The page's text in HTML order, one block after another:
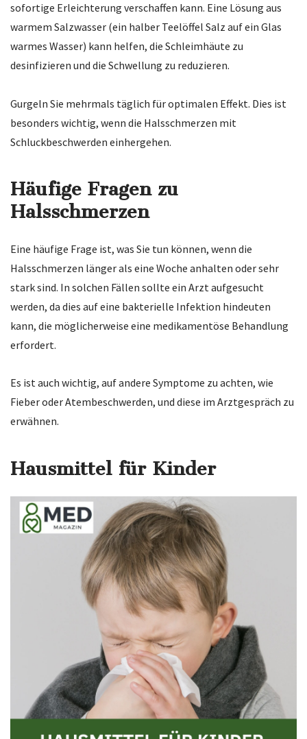
sofortige Erleichterung verschaffen kann. Eine Lösung aus
warmem Salzwasser (ein halber Teelöffel Salz auf ein Glas
warmes Wasser) kann helfen, die Schleimhäute zu
desinfizieren und die Schwellung zu reduzieren.
Gurgeln Sie mehrmals täglich für optimalen Effekt. Dies ist
besonders wichtig, wenn die Halsschmerzen mit
Schluckbeschwerden einhergehen.
Häufige Fragen zu
Halsschmerzen
Eine häufige Frage ist, was Sie tun können, wenn die
Halsschmerzen länger als eine Woche anhalten oder sehr
stark sind. In solchen Fällen sollte ein Arzt aufgesucht
werden, da dies auf eine bakterielle Infektion hindeuten
kann, die möglicherweise eine medikamentöse Behandlung
erfordert.
Es ist auch wichtig, auf andere Symptome zu achten, wie
Fieber oder Atembeschwerden, und diese im Arztgespräch zu
erwähnen.
Hausmittel für Kinder